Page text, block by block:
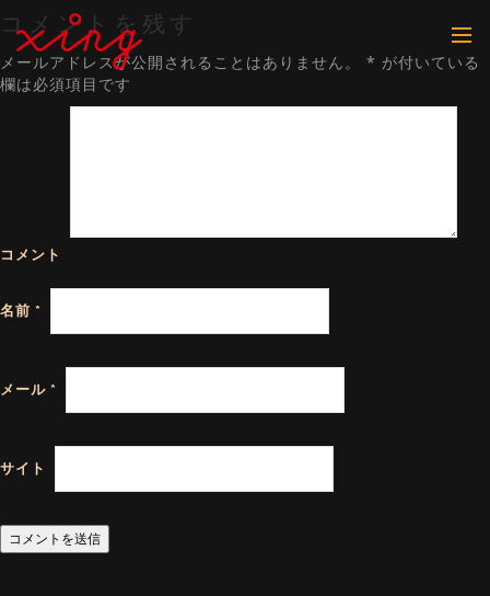
コメントを残す
メールアドレスが公開されることはありません。 * が付いている
欄は必須項目です
コメント
名前 *
メール *
サイト